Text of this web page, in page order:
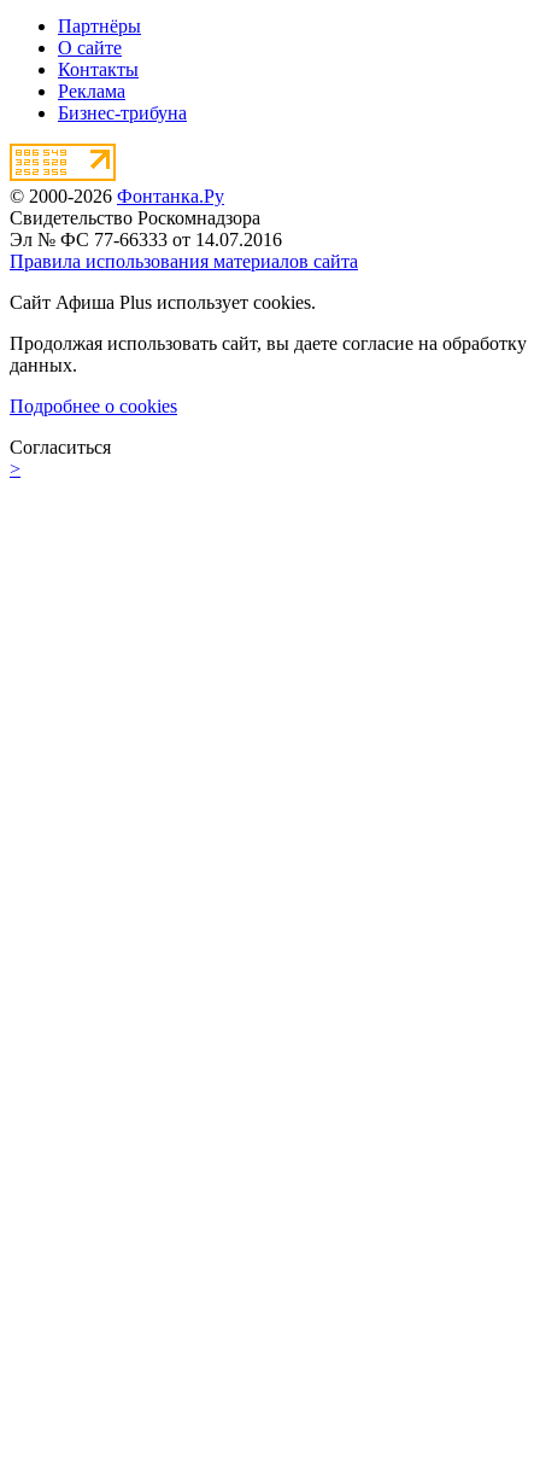
Партнёры
О сайте
Контакты
Реклама
Бизнес-трибуна
© 2000-2026 Фонтанка.Ру
Свидетельство Роскомнадзора
Эл № ФС 77-66333 от 14.07.2016
Правила использования материалов сайта
Сайт Афиша Plus использует cookies.
Продолжая использовать сайт, вы даете согласие на обработку
данных.
Подробнее о cookies
Согласиться
>